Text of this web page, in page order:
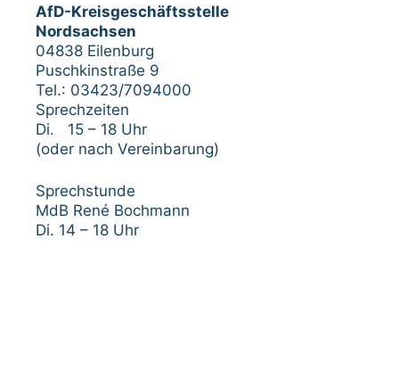
AfD-Kreisgeschäftsstelle
Nordsachsen
04838 Eilenburg
Puschkinstraße 9
Tel.: 03423/7094000
Sprechzeiten
Di. 15 – 18 Uhr
(oder nach Vereinbarung)
Sprechstunde
MdB René Bochmann
Di. 14 – 18 Uhr